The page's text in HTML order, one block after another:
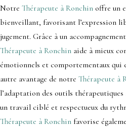
Notre Thérapeute à Ronchin offre un
bienveillant, favorisant l’expression
jugement. Grâce à un
Thérapeute à Ronchin aide à mieux
émotionnels et comportementaux
autre avantage de notre Thérapeute à
l’adaptation des outils
un travail ciblé et respectueux du
Thérapeute à Ronchin favorise